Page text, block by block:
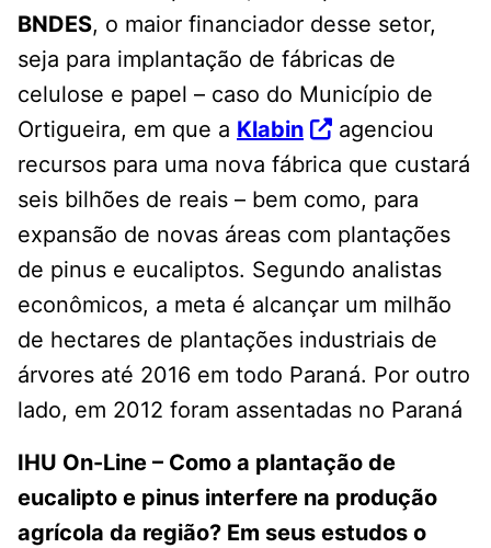
BNDES, o maior financiador desse setor,
seja para implantação de fábricas de
celulose e papel – caso do Município de
Ortigueira, em que a Klabin
agenciou
recursos para uma nova fábrica que custará
seis bilhões de reais – bem como, para
expansão de novas áreas com plantações
de pinus e eucaliptos. Segundo analistas
econômicos, a meta é alcançar um milhão
de hectares de plantações industriais de
árvores até 2016 em todo Paraná. Por outro
lado, em 2012 foram assentadas no Paraná
IHU On-Line – Como a plantação de
eucalipto e pinus interfere na produção
agrícola da região? Em seus estudos o